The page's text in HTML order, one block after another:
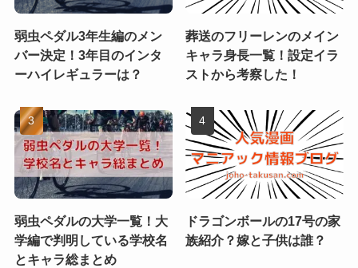
弱虫ペダル3年生編のメン
バー決定！3年目のインタ
ーハイレギュラーは？
葬送のフリーレンのメイン
キャラ身長一覧！設定イラ
ストから考察した！
弱虫ペダルの大学一覧！大
学編で判明している学校名
とキャラ総まとめ
ドラゴンボールの17号の家
族紹介？嫁と子供は誰？